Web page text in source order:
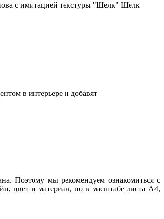
Шелк
в интерьере и добавят
Поэтому мы рекомендуем ознакомиться с
цвет и материал, но в масштабе листа А4,